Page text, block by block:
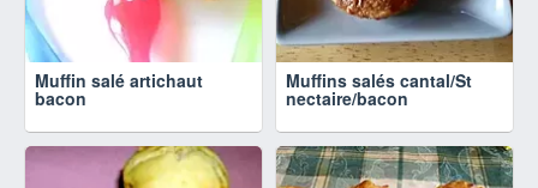
Muffin salé artichaut
bacon
Muffins salés cantal/St
nectaire/bacon